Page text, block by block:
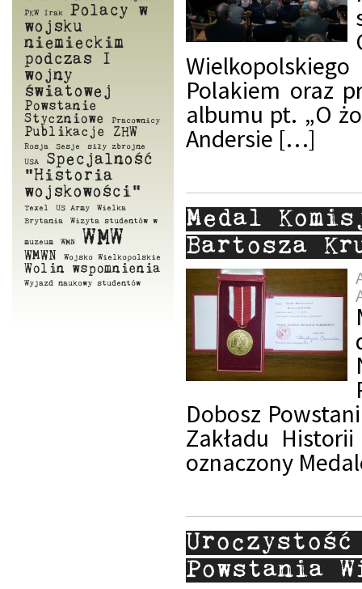
PKW Irak
Polacy w
wojsku
niemieckim
podczas I
wojny
światowej
Powstanie
Styczniowe
Pracownicy
Publikacje ZHW
Rosja Sesje
siły zbrojne
USA
Specjalność
"Historia
wojskowości"
Texel US Army
Wielka
Brytania
Wizyta studentów w
muzeum WMN WMW
WMWN Wojsko Wielkopolskie
Wolin wspomnienia
Wyjazd naukowy studentów
Polakiem oraz
albumu pt. „O
Andersie […]
Medal
Bartosza
Dobosz
Zakładu
oznaczony
Powstania